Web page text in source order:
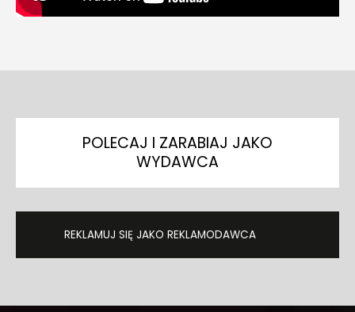
POLECAJ I ZARABIAJ JAKO
WYDAWCA
REKLAMUJ SIĘ JAKO REKLAMODAWCA